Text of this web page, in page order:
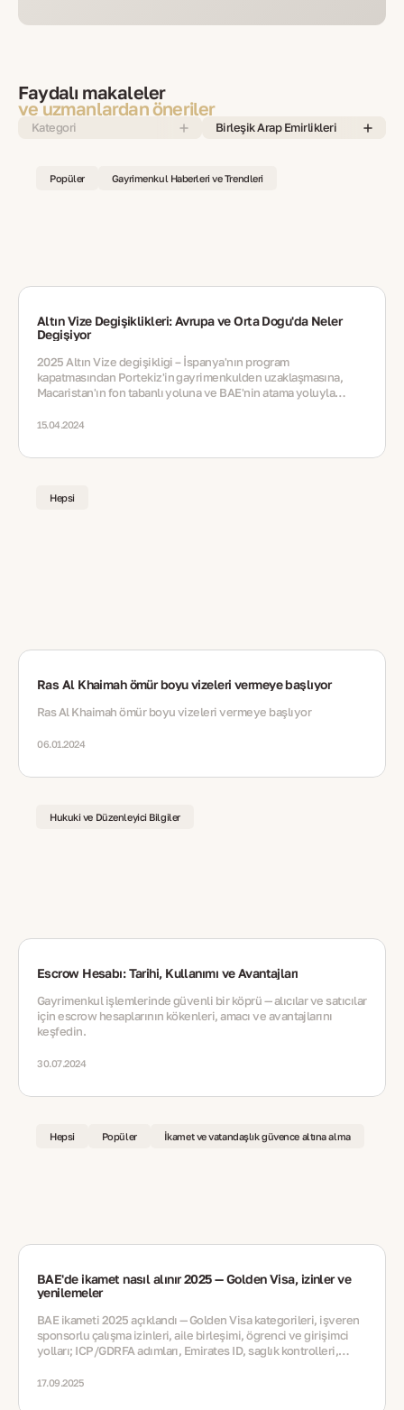
Faydalı makaleler
ve uzmanlardan öneriler
Kategori Birleşik Arap Emirlikleri
Popüler Gayrimenkul Haberleri ve Trendleri
Altın Vize Değişiklikleri: Avrupa ve Orta Doğu'da Neler
Değişiyor
2025 Altın Vize değişikliği – İspanya'nın program
kapatmasından Portekiz'in gayrimenkulden uzaklaşmasına,
Macaristan'ın fon tabanlı yoluna ve BAE'nin atama yoluyla
15.04.2024
Hepsi
Ras Al Khaimah ömür boyu vizeleri vermeye başlıyor
Ras Al Khaimah ömür boyu vizeleri vermeye başlıyor
06.01.2024
Hukuki ve Düzenleyici Bilgiler
Escrow Hesabı: Tarihi, Kullanımı ve Avantajları
Gayrimenkul işlemlerinde güvenli bir köprü — alıcılar ve satıcılar
için escrow hesaplarının kökenleri, amacı ve avantajlarını
keşfedin.
30.07.2024
Hepsi Popüler İkamet ve vatandaşlık güvence altına alma
BAE'de ikamet nasıl alınır 2025 — Golden Visa, izinler ve
yenilemeler
BAE ikameti 2025 açıklandı — Golden Visa kategorileri, işveren
sponsorlu çalışma izinleri, aile birleşimi, öğrenci ve girişimci
yolları; ICP/GDRFA adımları, Emirates ID, sağlık kontrolleri,
17.09.2025